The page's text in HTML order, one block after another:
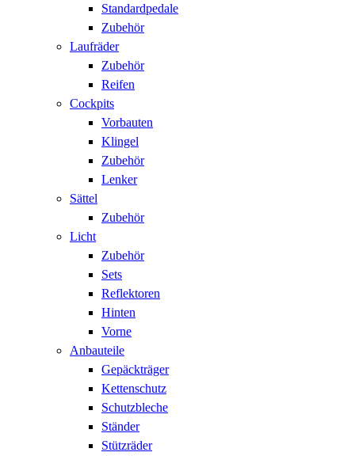
Standardpedale
Zubehör
Laufräder
Zubehör
Reifen
Cockpits
Vorbauten
Klingel
Zubehör
Lenker
Sättel
Zubehör
Licht
Zubehör
Sets
Reflektoren
Hinten
Vorne
Anbauteile
Gepäckträger
Kettenschutz
Schutzbleche
Ständer
Stützräder